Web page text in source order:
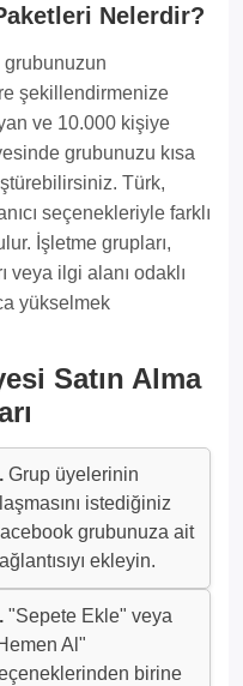
Nelerdir?
şekillendirmenize
ve 10.000 kişiye
grubunuzu kısa
Türk,
seçenekleriyle farklı
İşletme grupları,
veya ilgi alanı odaklı
yükselmek
Satın Alma
Grup üyelerinin
istediğiniz
grubunuza ait
ekleyin.
"Sepete Ekle" veya
Al"
birine